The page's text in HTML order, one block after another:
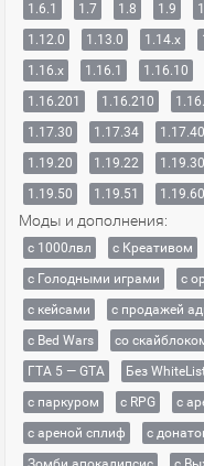
1.6.1
1.7 1.8 1.9
1.12.0
1.13.0 1.14.x
1.16.x
1.16.1 1.16.10
1.16.201
1.16.210
1.17.30
1.17.34 1.17.40
1.19.20
1.19.22 1.19.30
1.19.50
1.19.51 1.19.60
Моды и дополнения:
с 1000лвл c Креативом
с Голодными играми
с
с кейсами
с продажей
с Bed Wars
со
ГТА 5 — GTA
Без
с паркуром
с RPG с
с ареной сплиф
с